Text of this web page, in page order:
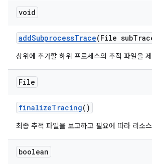
void
addSubprocessTrace(File sub
상위에 추가할 하위 프로세스의 추적 파일을
File
finalizeTracing()
최종 추적 파일을 보고하고 필요에 따라 리소
boolean